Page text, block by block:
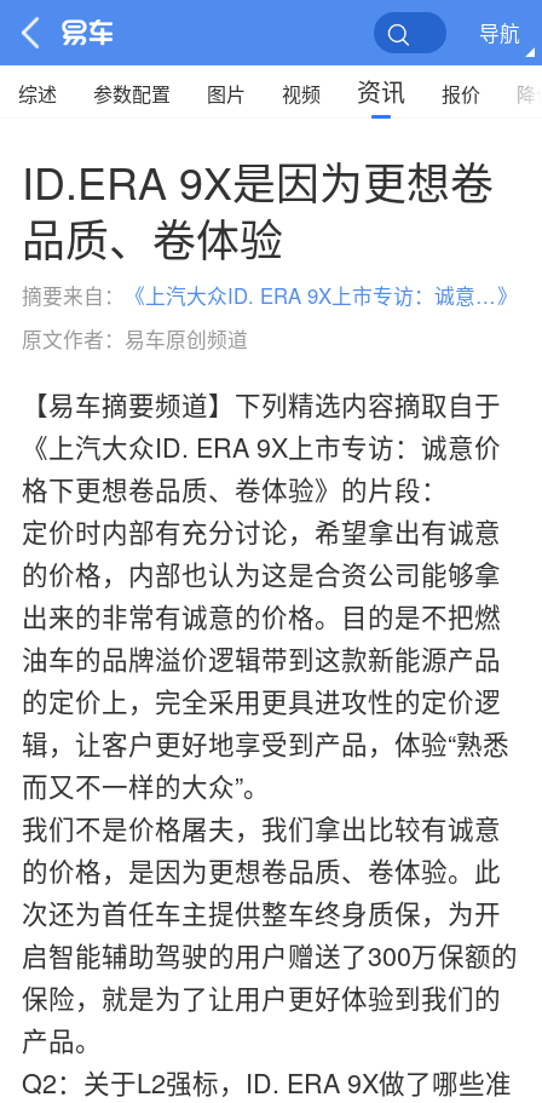
导航
综述 参数配置 图片 视频 资讯 报价 降
ID.ERA 9X是因为更想卷
品质、卷体验
摘要来自： 《 上汽大众ID. ERA 9X上市专访：诚意价格下更想卷品质、卷体验》
原文作者： 易车原创频道
【易车摘要频道】下列精选内容摘取自于
《上汽大众ID. ERA 9X上市专访：诚意价
格下更想卷品质、卷体验》的片段：
定价时内部有充分讨论，希望拿出有诚意
的价格，内部也认为这是合资公司能够拿
出来的非常有诚意的价格。目的是不把燃
油车的品牌溢价逻辑带到这款新能源产品
的定价上，完全采用更具进攻性的定价逻
辑，让客户更好地享受到产品，体验“熟悉
而又不一样的大众”。
我们不是价格屠夫，我们拿出比较有诚意
的价格，是因为更想卷品质、卷体验。此
次还为首任车主提供整车终身质保，为开
启智能辅助驾驶的用户赠送了300万保额的
保险，就是为了让用户更好体验到我们的
产品。
Q2：关于L2强标，ID. ERA 9X做了哪些准